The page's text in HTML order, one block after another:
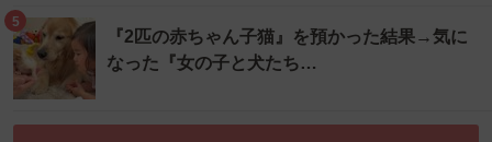
5
『2匹の赤ちゃん子猫』を預かった結果→気に
なった『女の子と犬たち…